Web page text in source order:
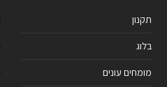
תקנון
בלוג
מומחים עונים